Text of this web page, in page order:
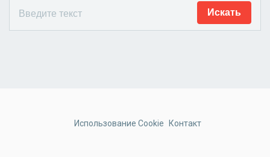
Использование Cookie Контакт